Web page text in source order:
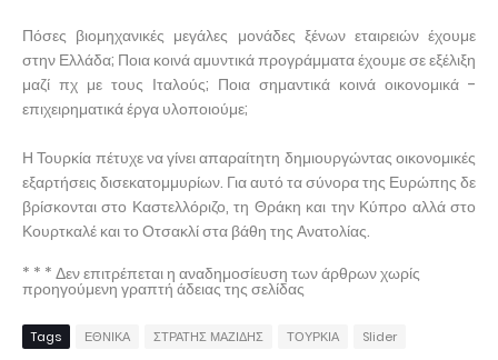
Πόσες βιομηχανικές μεγάλες μονάδες ξένων εταιρειών έχουμε
στην Ελλάδα; Ποια κοινά αμυντικά προγράμματα έχουμε σε εξέλιξη
μαζί πχ με τους Ιταλούς; Ποια σημαντικά κοινά οικονομικά -
επιχειρηματικά έργα υλοποιούμε;
Η Τουρκία πέτυχε να γίνει απαραίτητη δημιουργώντας οικονομικές
εξαρτήσεις δισεκατομμυρίων. Για αυτό τα σύνορα της Ευρώπης δε
βρίσκονται στο Καστελλόριζο, τη Θράκη και την Κύπρο αλλά στο
Κουρτκαλέ και το Οτσακλί στα βάθη της Ανατολίας.
* * * Δεν επιτρέπεται η αναδημοσίευση των άρθρων χωρίς
προηγούμενη γραπτή άδειας της σελίδας
Tags ΕΘΝΙΚΑ ΣΤΡΑΤΗΣ ΜΑΖΙΔΗΣ ΤΟΥΡΚΙΑ Slider